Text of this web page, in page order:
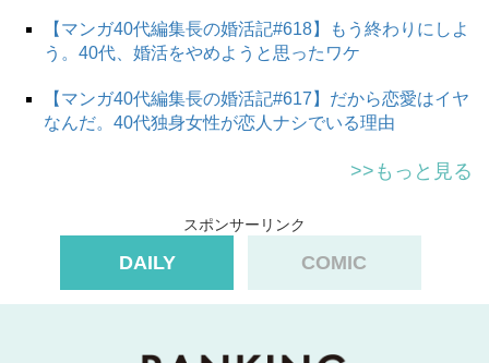
【マンガ40代編集長の婚活記#618】もう終わりにしよ
う。40代、婚活をやめようと思ったワケ
【マンガ40代編集長の婚活記#617】だから恋愛はイヤ
なんだ。40代独身女性が恋人ナシでいる理由
>>もっと見る
スポンサーリンク
DAILY COMIC